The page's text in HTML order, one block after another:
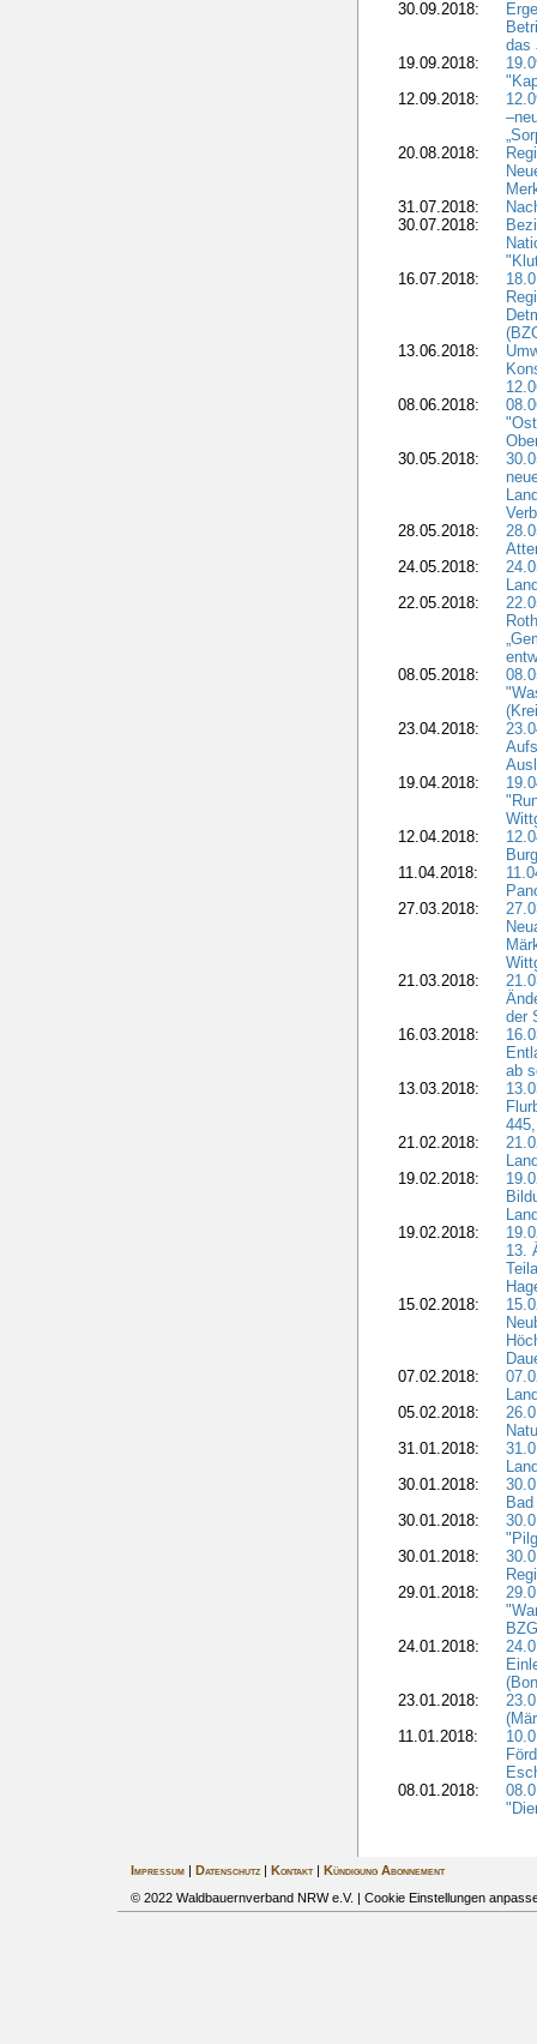
30.09.2018:
das
19.09.2018:
12.09.2018:
20.08.2018:
31.07.2018:
30.07.2018:
16.07.2018:
13.06.2018:
08.06.2018:
30.05.2018:
28.05.2018:
24.05.2018:
22.05.2018:
08.05.2018:
23.04.2018:
19.04.2018:
12.04.2018:
11.04.2018:
27.03.2018:
21.03.2018:
der
16.03.2018:
ab
13.03.2018:
21.02.2018:
19.02.2018:
19.02.2018:
13.
15.02.2018:
07.02.2018:
05.02.2018:
31.01.2018:
30.01.2018:
30.01.2018:
30.01.2018:
29.01.2018:
24.01.2018:
23.01.2018:
11.01.2018:
08.01.2018:
Impressum| Datenschutz| Kontakt|
Kündigung Abonnement
© 2022 Waldbauernverband NRW e.V. | Cookie Einstellungen